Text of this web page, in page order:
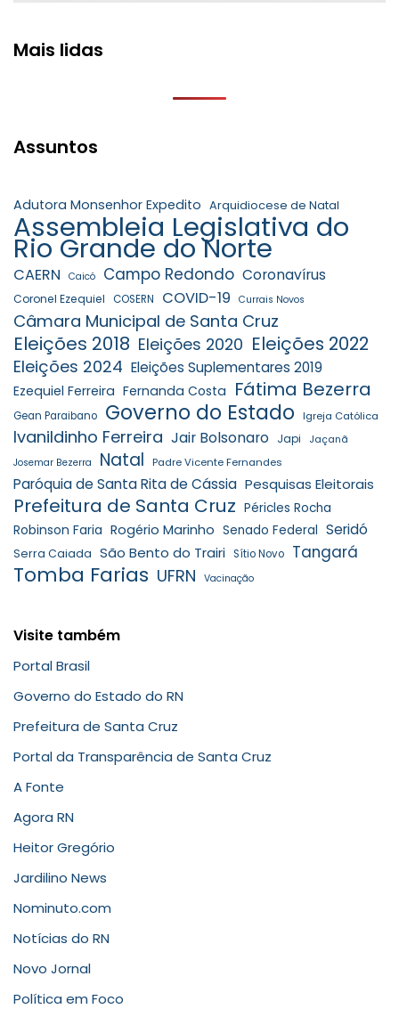
Mais lidas
Assuntos
Adutora Monsenhor Expedito Arquidiocese de Natal
Assembleia Legislativa do
Rio Grande do Norte
CAERN Caicó Campo Redondo Coronavírus
Coronel Ezequiel COSERN COVID-19 Currais Novos
Câmara Municipal de Santa Cruz
Eleições 2018 Eleições 2020 Eleições 2022
Eleições 2024 Eleições Suplementares 2019
Ezequiel Ferreira Fernanda Costa Fátima Bezerra
Gean Paraibano Governo do Estado Igreja Católica
Ivanildinho Ferreira Jair Bolsonaro Japi Jaçanã
Josemar Bezerra Natal Padre Vicente Fernandes
Paróquia de Santa Rita de Cássia Pesquisas Eleitorais
Prefeitura de Santa Cruz Péricles Rocha
Robinson Faria Rogério Marinho Senado Federal Seridó
Serra Caiada São Bento do Trairi Sítio Novo Tangará
Tomba Farias UFRN Vacinação
Visite também
Portal Brasil
Governo do Estado do RN
Prefeitura de Santa Cruz
Portal da Transparência de Santa Cruz
A Fonte
Agora RN
Heitor Gregório
Jardilino News
Nominuto.com
Notícias do RN
Novo Jornal
Política em Foco